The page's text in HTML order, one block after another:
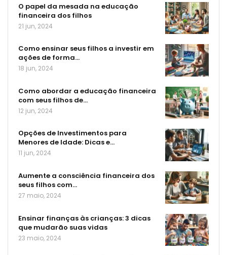
O papel da mesada na educação
financeira dos filhos
21 jun, 2024
Como ensinar seus filhos a investir em
ações de forma…
18 jun, 2024
Como abordar a educação financeira
com seus filhos de…
12 jun, 2024
Opções de Investimentos para
Menores de Idade: Dicas e…
11 jun, 2024
Aumente a consciência financeira dos
seus filhos com…
27 maio, 2024
Ensinar finanças às crianças: 3 dicas
que mudarão suas vidas
23 maio, 2024